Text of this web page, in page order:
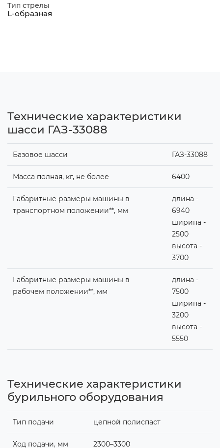
Тип стрелы
L-образная
Технические характеристики
шасси ГАЗ-33088
Базовое шасси ГАЗ-33088
Масса полная, кг, не более 6400
Габаритные размеры машины в
транспортном положении**, мм
длина -
6940
ширина -
2500
высота -
3700
Габаритные размеры машины в
рабочем положении**, мм
длина -
7500
ширина -
3200
высота -
5550
Технические характеристики
бурильного оборудования
Тип подачи цепной полиспаст
Ход подачи, мм 2300–3300